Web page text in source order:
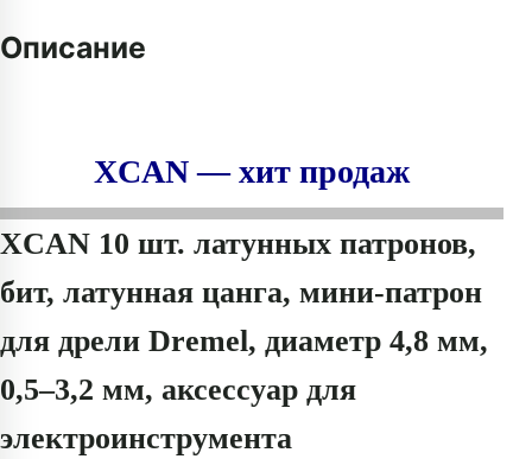
Описание
XCAN — хит продаж
XCAN 10 шт. латунных патронов,
бит, латунная цанга, мини-патрон
для дрели Dremel, диаметр 4,8 мм,
0,5–3,2 мм, аксессуар для
электроинструмента